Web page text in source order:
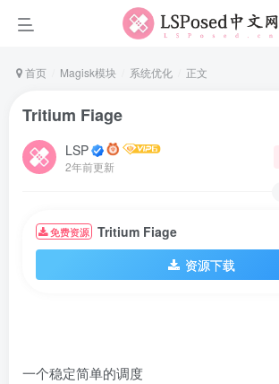
首页 Magisk模块 系统优化 正文
Tritium Fiage
LSP
2年前更新
免费资源 Tritium Fiage
资源下载
一个稳定简单的调度